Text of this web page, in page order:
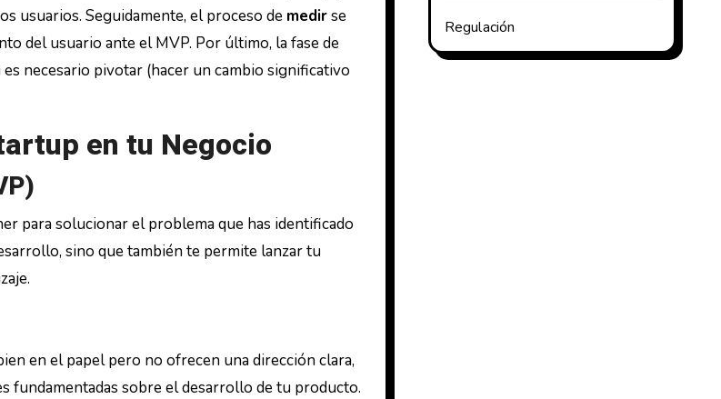
usuarios. Seguidamente, el proceso de medirse
del usuario ante el MVP. Por último, la fase de
necesario pivotar (hacer un cambio significativo
en tu Negocio
para solucionar el problema que has identificado
sino que también te permite lanzar tu
en el papel pero no ofrecen una dirección clara,
fundamentadas sobre el desarrollo de tu producto.
Regulación